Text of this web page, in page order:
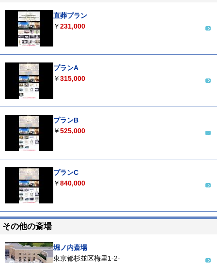
直葬プラン
￥231,000
プランA
￥315,000
プランB
￥525,000
プランC
￥840,000
その他の斎場
堀ノ内斎場
東京都杉並区梅里1-2-